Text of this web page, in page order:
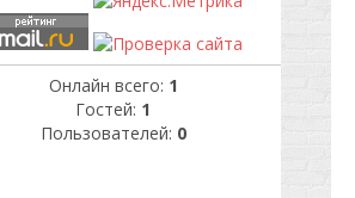
Онлайн всего: 1
Гостей: 1
Пользователей: 0